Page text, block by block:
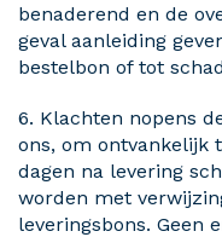
benaderend en de
geval aanleiding
bestelbon of tot
6. Klachten nopens
ons, om ontvankelijk
dagen na levering
worden met
leveringsbons. Geen